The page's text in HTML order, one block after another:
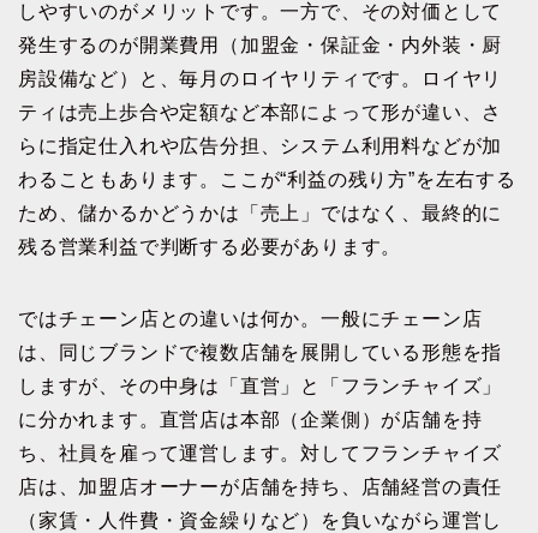
しやすいのがメリットです。一方で、その対価として
発生するのが開業費用（加盟金・保証金・内外装・厨
房設備など）と、毎月のロイヤリティです。ロイヤリ
ティは売上歩合や定額など本部によって形が違い、さ
らに指定仕入れや広告分担、システム利用料などが加
わることもあります。ここが“利益の残り方”を左右する
ため、儲かるかどうかは「売上」ではなく、最終的に
残る営業利益で判断する必要があります。
ではチェーン店との違いは何か。一般にチェーン店
は、同じブランドで複数店舗を展開している形態を指
しますが、その中身は「直営」と「フランチャイズ」
に分かれます。直営店は本部（企業側）が店舗を持
ち、社員を雇って運営します。対してフランチャイズ
店は、加盟店オーナーが店舗を持ち、店舗経営の責任
（家賃・人件費・資金繰りなど）を負いながら運営し